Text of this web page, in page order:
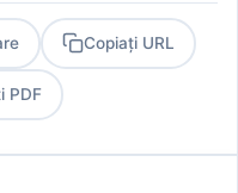
Copiați URL
PDF